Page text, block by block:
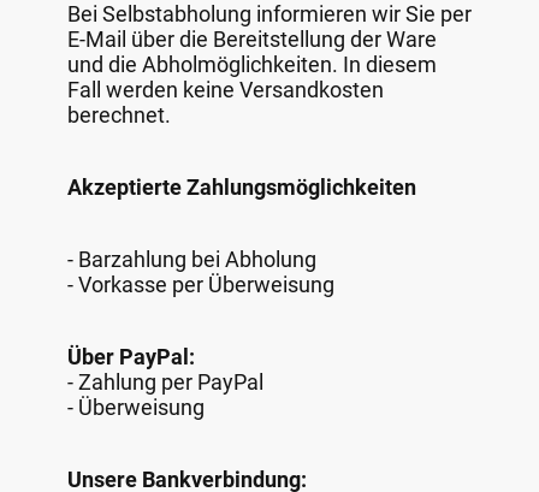
Bei Selbstabholung informieren wir Sie per
E-Mail über die Bereitstellung der Ware
und die Abholmöglichkeiten. In diesem
Fall werden keine Versandkosten
berechnet.
Akzeptierte Zahlungsmöglichkeiten
- Barzahlung bei Abholung
- Vorkasse per Überweisung
Über PayPal:
- Zahlung per PayPal
- Überweisung
Unsere Bankverbindung: